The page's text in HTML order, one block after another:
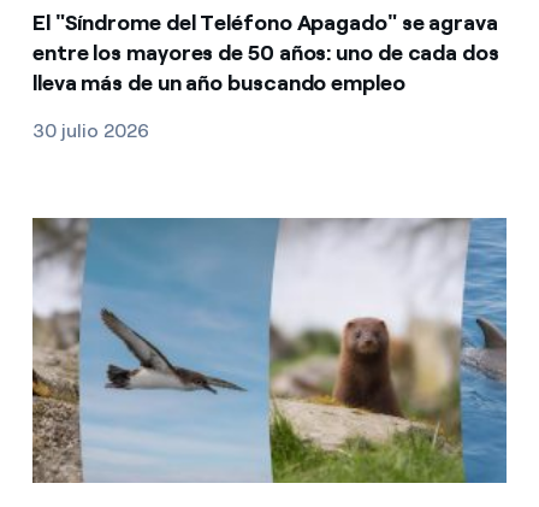
El "Síndrome del Teléfono Apagado" se agrava
entre los mayores de 50 años: uno de cada dos
lleva más de un año buscando empleo
30 julio 2026